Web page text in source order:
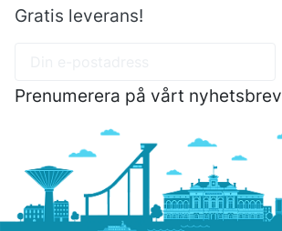
Gratis leverans!
Prenumerera på vårt nyhetsbrev